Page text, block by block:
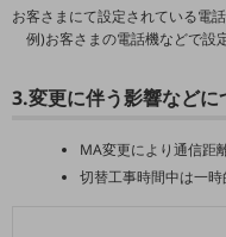
IoT
お客さまにて設定されている電
例)お客さまの電話機などで設
3.変更に伴う影響などに
MA変更により通信距
切替工事時間中は一